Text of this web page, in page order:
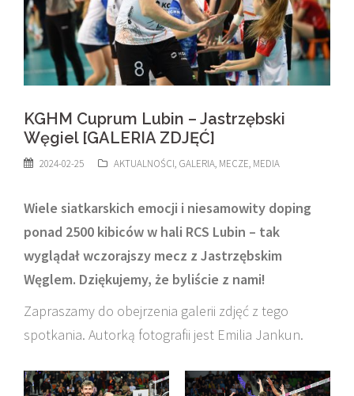
KGHM Cuprum Lubin – Jastrzębski
Węgiel [GALERIA ZDJĘĆ]
2024-02-25 AKTUALNOŚCI, GALERIA, MECZE, MEDIA
Wiele siatkarskich emocji i niesamowity doping
ponad 2500 kibiców w hali RCS Lubin – tak
wyglądał wczorajszy mecz z Jastrzębskim
Węglem. Dziękujemy, że byliście z nami!
Zapraszamy do obejrzenia galerii zdjęć z tego
spotkania. Autorką fotografii jest Emilia Jankun.